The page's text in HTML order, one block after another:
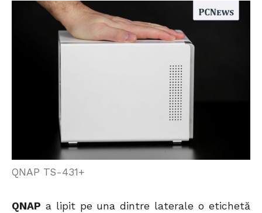
QNAP TS-431+
QNAP a lipit pe una dintre laterale o etichetă